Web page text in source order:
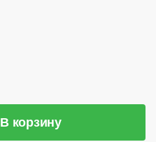
В корзину